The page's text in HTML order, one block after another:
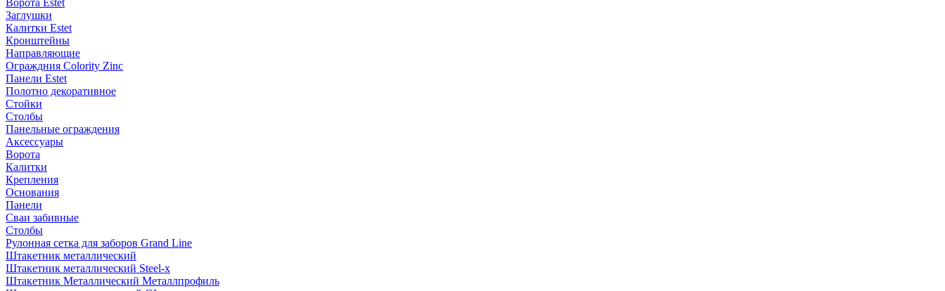
Ворота Estet
Заглушки
Калитки Estet
Кронштейны
Направляющие
Ограждния Colority Zinc
Панели Estet
Полотно декоративное
Стойки
Столбы
Панельные ограждения
Аксессуары
Ворота
Калитки
Крепления
Основания
Панели
Сваи забивные
Столбы
Рулонная сетка для заборов Grand Line
Штакетник металлический
Штакетник металлический Steel-x
Штакетник Металлический Металлпрофиль